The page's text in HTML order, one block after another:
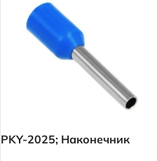
PKY-2025; Наконечник